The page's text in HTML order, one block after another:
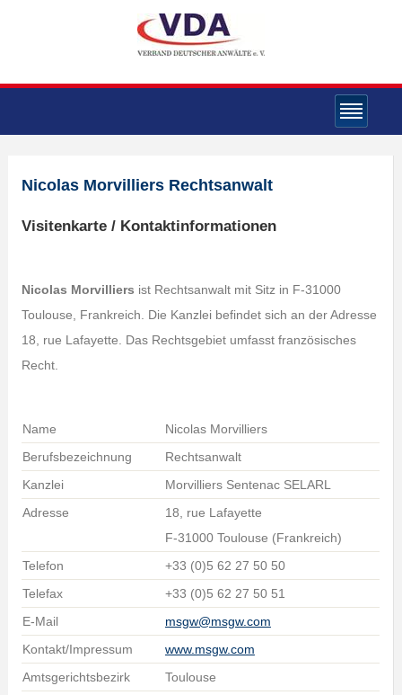
Nicolas Morvilliers Rechtsanwalt
Visitenkarte / Kontaktinformationen
Nicolas Morvilliers ist Rechtsanwalt mit Sitz in F-31000
Toulouse, Frankreich. Die Kanzlei befindet sich an der Adresse
18, rue Lafayette. Das Rechtsgebiet umfasst französisches
Recht.
Name
Nicolas Morvilliers
Berufsbezeichnung
Rechtsanwalt
Kanzlei
Morvilliers Sentenac SELARL
Adresse
18, rue Lafayette
F-31000 Toulouse (Frankreich)
Telefon
+33 (0)5 62 27 50 50
Telefax
+33 (0)5 62 27 50 51
E-Mail
msgw@msgw.com
Kontakt/Impressum
www.msgw.com
Amtsgerichtsbezirk
Toulouse